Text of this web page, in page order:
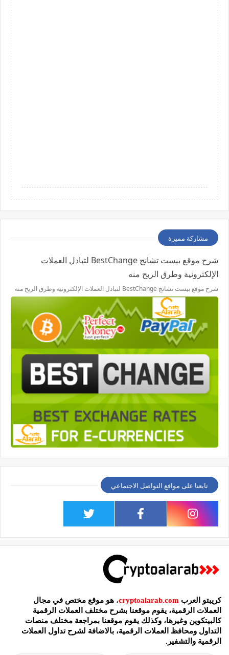
مشاركة مميزة
شرح موقع بيست تشانج BestChange لتبادل العملات
الإلكترونية وطرق الربح منه
شرح موقع بيست تشانج BestChange لتبادل العملات الإلكترونية وطرق الربح منه
تابعنا على مواقع التواصل الاجتماعي
كريبتو العرب cryptoalarab.com، هو موقع مختص في مجال
العملات الرقمية، يقوم موقعنا بشرح مختلف العملات الرقمية
كالبيتكوين وغيرها، وكذلك يقوم موقعنا بمراجعة مختلف منصات
التداول ومحافظ العملات الرقمية، بالاضافة لشرح تداول العملات
الرقمية والتشفير.